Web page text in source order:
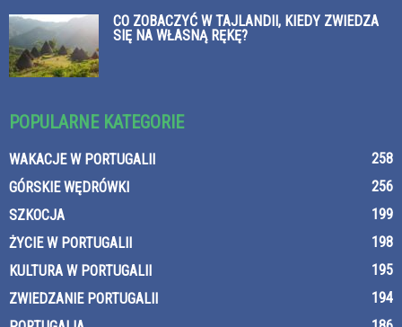
CO ZOBACZYĆ W TAJLANDII, KIEDY ZWIEDZA
SIĘ NA WŁASNĄ RĘKĘ?
POPULARNE KATEGORIE
WAKACJE W PORTUGALII
258
GÓRSKIE WĘDRÓWKI
256
SZKOCJA
199
ŻYCIE W PORTUGALII
198
KULTURA W PORTUGALII
195
ZWIEDZANIE PORTUGALII
194